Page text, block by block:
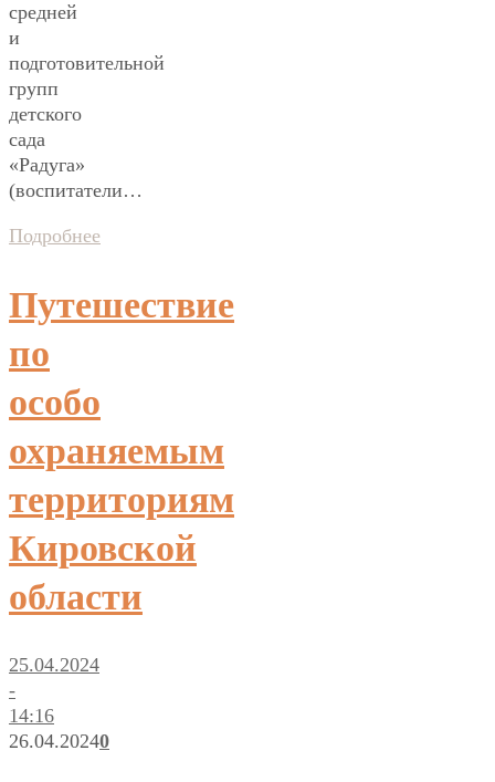
средней
и
подготовительной
групп
детского
сада
«Радуга»
(воспитатели…
Подробнее
Путешествие
по
особо
охраняемым
территориям
Кировской
области
25.04.2024
-
14:16
26.04.20240